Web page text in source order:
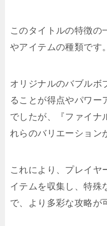
このタイトルの特徴の
やアイテムの種類です。
オリジナルのバブルボ
ることが得点やパワー
でしたが、『ファイナ
れらのバリエーション
これにより、プレイヤ
イテムを収集し、特殊
で、より多彩な攻略が